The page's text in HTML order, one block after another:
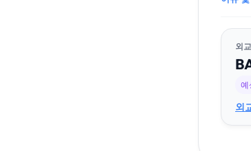
외
예
외